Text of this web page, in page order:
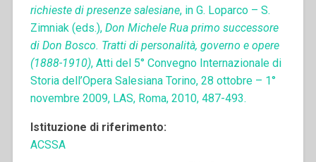
richieste di presenze salesiane, in G. Loparco – S.
Zimniak (eds.), Don Michele Rua primo successore
di Don Bosco. Tratti di personalità, governo e opere
(1888-1910), Atti del 5° Convegno Internazionale di
Storia dell’Opera Salesiana Torino, 28 ottobre – 1°
novembre 2009, LAS, Roma, 2010, 487-493.
Istituzione di riferimento:
ACSSA